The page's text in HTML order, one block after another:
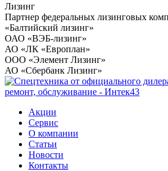
Лизинг
Партнер федеральных лизинговых
«Балтийский лизинг»
ОАО «ВЭБ-лизинг»
АО «ЛК «Европлан»
ООО «Элемент Лизинг»
АО «Сбербанк Лизинг»
Акции
Сервис
О компании
Статьи
Новости
Контакты